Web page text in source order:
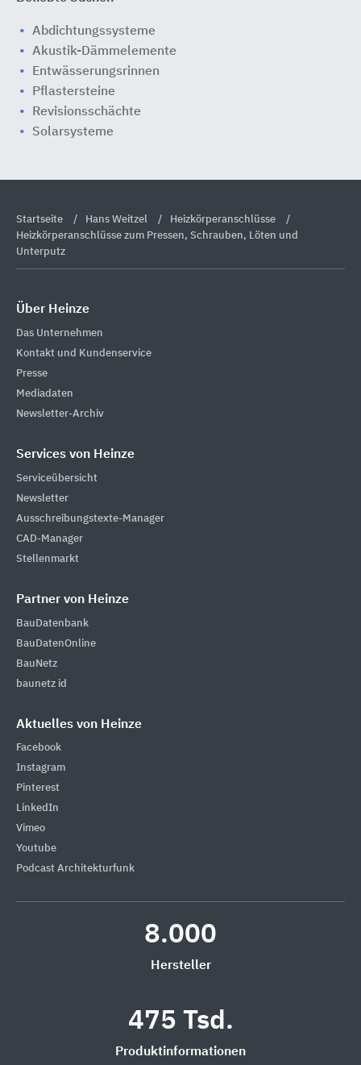
Abdichtungssysteme
Akustik-Dämmelemente
Entwässerungsrinnen
Pflastersteine
Revisionsschächte
Solarsysteme
Startseite Hans Weitzel
Heizkörperanschlüsse
Heizkörperanschlüsse zum Pressen, Schrauben, Löten und
Unterputz
Über Heinze
Das Unternehmen
Kontakt und Kundenservice
Presse
Mediadaten
Newsletter-Archiv
Services von Heinze
Serviceübersicht
Newsletter
Ausschreibungstexte-Manager
CAD-Manager
Stellenmarkt
Partner von Heinze
BauDatenbank
BauDatenOnline
BauNetz
baunetz id
Aktuelles von Heinze
Facebook
Instagram
Pinterest
LinkedIn
Vimeo
Youtube
Podcast Architekturfunk
8.000
Hersteller
475 Tsd.
Produktinformationen